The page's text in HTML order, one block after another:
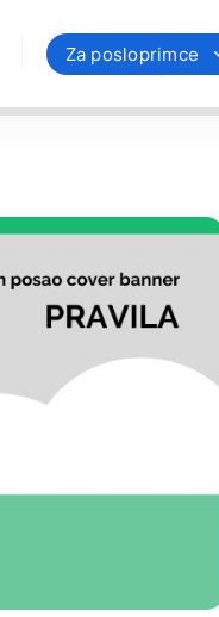
Za posloprimce